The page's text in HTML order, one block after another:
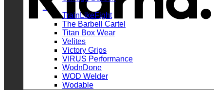
_
TrainLikeFight
The Barbell Cartel
Titan Box Wear
Velites
Victory Grips
VIRUS Performance
WodnDone
WOD Welder
Wodable